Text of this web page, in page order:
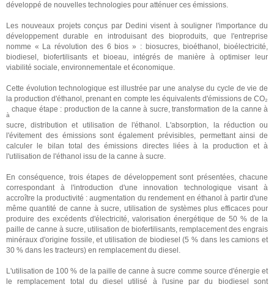
développé de nouvelles technologies pour atténuer ces émissions.
Les nouveaux projets conçus par Dedini visent à souligner l'importance du
développement durable en introduisant des bioproduits, que l'entreprise
nomme « La révolution des 6 bios » : biosucres, bioéthanol, bioélectricité,
biodiesel, biofertilisants et bioeau, intégrés de manière à optimiser leur
viabilité sociale, environnementale et économique.
Cette évolution technologique est illustrée par une analyse du cycle de vie de
la production d'éthanol, prenant en compte les équivalents d'émissions de CO₂
à
chaque étape : production de la canne à sucre, transformation de la canne à
sucre, distribution et utilisation de l'éthanol. L'absorption, la réduction ou
l'évitement des émissions sont également prévisibles, permettant ainsi de
calculer le bilan total des émissions directes liées à la production et à
l'utilisation de l'éthanol issu de la canne à sucre.
En conséquence, trois étapes de développement sont présentées, chacune
correspondant à l'introduction d'une innovation technologique visant à
accroître la productivité : augmentation du rendement en éthanol à partir d'une
même quantité de canne à sucre, utilisation de systèmes plus efficaces pour
produire des excédents d'électricité, valorisation énergétique de 50 % de la
paille de canne à sucre, utilisation de biofertilisants, remplacement des engrais
minéraux d'origine fossile, et utilisation de biodiesel (5 % dans les camions et
30 % dans les tracteurs) en remplacement du diesel.
L'utilisation de 100 % de la paille de canne à sucre comme source d'énergie et
le remplacement total du diesel utilisé à l'usine par du biodiesel sont